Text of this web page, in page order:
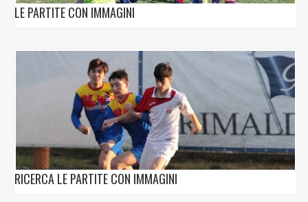
LE PARTITE CON IMMAGINI
RICERCA LE PARTITE CON IMMAGINI